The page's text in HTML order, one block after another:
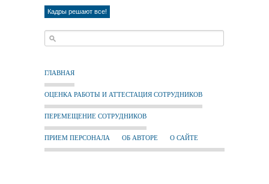
Кадры решают все!
ГЛАВНАЯ
ОЦЕНКА РАБОТЫ И АТТЕСТАЦИЯ СОТРУДНИКОВ
ПЕРЕМЕЩЕНИЕ СОТРУДНИКОВ
ПРИЕМ ПЕРСОНАЛА ОБ АВТОРЕ О САЙТЕ